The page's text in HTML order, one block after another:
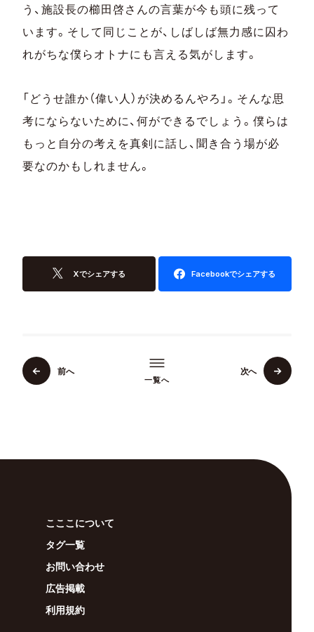
う、施設長の櫛田啓さんの言葉が今も頭に残って
います。そして同じことが、しばしば無力感に囚わ
れがちな僕らオトナにも言える気がします。
「どうせ誰か（偉い人）が決めるんやろ」。そんな思
考にならないために、何ができるでしょう。僕らは
もっと自分の考えを真剣に話し、聞き合う場が必
要なのかもしれません。
Xでシェアする Facebookでシェアする
前へ
一覧へ
次へ
こここについて
タグ一覧
お問い合わせ
広告掲載
利用規約